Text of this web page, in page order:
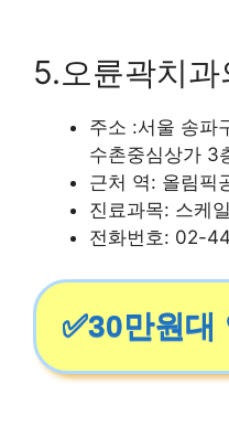
5.오륜곽치과
주소 :서울 송파
수촌중심상가
근처 역: 올림픽
진료과목: 스케
전화번호: 02-
✅30만원